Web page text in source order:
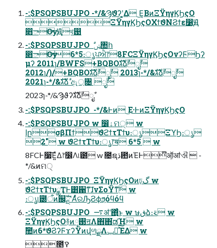
-:$PSQPSBUJPO -*/&Ϡϑʔʹ͓͚Δ ͜Ε͔ΒͷΞΫηγϏϦςΟ
ΞΫηγϏϦςΟΧϯϑΝϨϯε෱Ԭ
෋ాѸ Ԭ࡚থ඙
-:$PSQPSBUJPO  ࣗݾ঺հ
෋ాѸ6*5։ൃਪਐ෦8FCΞΫηγϏϦςΟνʔϜϦʔ
μʔ 2011ɿ/BWFS+BQBOגࣜձࣾೖࣾ
2012ɿ/)/+BQBOגࣜձࣾೖࣾ 2013ɿ-*/&גࣜձࣾೖࣾ
2021ɿ-*/&גࣜձࣾ ඇ্৔ ೖࣾ
2023ɿ-*/&Ϡϑʔגࣜձࣾೖࣾ
-:$PSQPSBUJPO  -*/&Ͱͷ ͜Ε·ͰͷΞΫηγϏϦςΟ
-:$PSQPSBUJPO w ෼ۀମ੍ w
اըσβΠϯϑϩϯτΤϯυ։ൃΞϓϦ։ൃ
2" w ϑϩϯτΤϯυ։ൃ෦ॺ 6*5  w
8FCͰ࣮૷͞Ε͍ͯΔ෦෼Λ୲౰ w ೔ຊڌ఺ͷΈͰ໊ऑ͕ॴଐ  -
*/&ͷମ੍
-:$PSQPSBUJPO  ΞΫηγϏϦςΟͷঢ়گ w
ϑϩϯτΤϯυྖҬͰ͸ํ਑ͳ͠ɺνΣοΫͳ͠ w
։ൃ୲౰ऀͷ஌ࣝྔʹΑͬͯରԠϨϕϧ͕όϥόϥ
-:$PSQPSBUJPO  ࠷ॳʹ΍ͬͨ͜ͱ w ษڧձ։࠵ w
ΞΫηγϏϦςΟؔ࿈ͷ࢓༷ॻΛ΋͘΋͘ಡΉ w
ࣾ಺ͷ6*ϑϨʔϜϫʔΫͷվળྫΛݕ౼ͯ͠ΈΔ w
೥ࠒ